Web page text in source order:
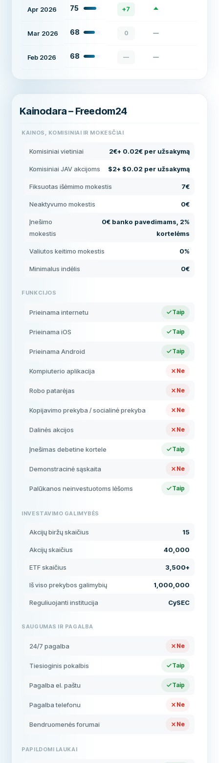
Apr 2026 75 +7
Mar 2026 68 0
Feb 2026 68 —
Kainodara – Freedom24
KAINOS, KOMISINIAI IR MOKESČIAI
Komisiniai vietiniai 2€+ 0.02€ per užsakymą
Komisiniai JAV akcijoms $2+ $0.02 per užsakymą
Fiksuotas išėmimo mokestis 7€
Neaktyvumo mokestis 0€
Įnešimo
mokestis
0€ banko pavedimams, 2%
kortelėms
Valiutos keitimo mokestis 0%
Minimalus indėlis 0€
FUNKCIJOS
Prieinama internetu Taip
Prieinama iOS Taip
Prieinama Android Taip
Kompiuterio aplikacija Ne
Robo patarėjas Ne
Kopijavimo prekyba / socialinė prekyba Ne
Dalinės akcijos Ne
Įnešimas debetine kortele Taip
Demonstracinė sąskaita Ne
Palūkanos neinvestuotoms lėšoms Taip
INVESTAVIMO GALIMYBĖS
Akcijų biržų skaičius 15
Akcijų skaičius 40,000
ETF skaičius 3,500+
Iš viso prekybos galimybių 1,000,000
Reguliuojanti institucija CySEC
SAUGUMAS IR PAGALBA
24/7 pagalba Ne
Tiesioginis pokalbis Taip
Pagalba el. paštu Taip
Pagalba telefonu Ne
Bendruomenės forumai Ne
PAPILDOMI LAUKAI